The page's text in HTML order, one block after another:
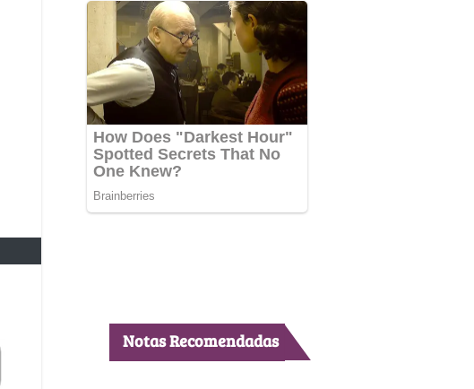
Notas Recomendadas